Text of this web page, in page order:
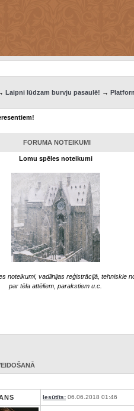
Laipni lūdzam burvju pasaulē! →
FORUMA NOTEIKUMI
Lomu spēles noteikumi
noteikumi, vadlīnijas reģistrācijā, tehniskie
par tēla attēliem, parakstiem u.c.
Iesūtīts:06.06.2018 01:46